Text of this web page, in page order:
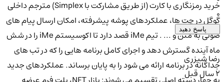
خرید رمزنگاری با کارت (از طریق مشارکت با Simplex) مترجم داخلی
گوگل در چت ها، عملکردهای پوشه پیشرفته، امکان ارسال پیام های
صوتی به متن و ... . تیم iMe قصد دارد تا اکوسیستم iMe را در شش
ماه آینده گسترش دهد و اجرای کامل برنامه هایی را که در تب های
جداگانه در برنامه ارائه می شود را به پایان برساند. عملکردهای جدید
پاسخ دهید
رضا شیزری